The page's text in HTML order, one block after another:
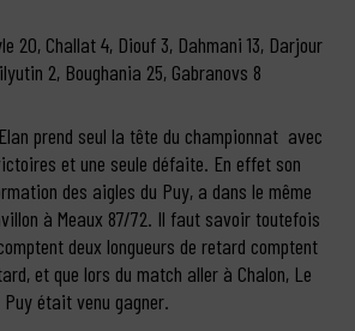
20, Challat 4, Diouf 3, Dahmani 13, Darjour
2, Boughania 25, Gabranovs 8
prend seul la tête du championnat avec
et une seule défaite. En effet son
des aigles du Puy, a dans le même
à Meaux 87/72. Il faut savoir toutefois
deux longueurs de retard comptent
et que lors du match aller à Chalon, Le
Puy était venu gagner.